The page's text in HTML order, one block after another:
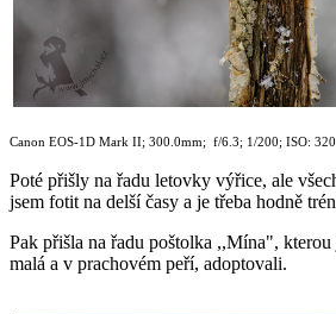
Canon EOS-1D Mark II; 300.0mm; f/6.3; 1/200; ISO: 320
Poté přišly na řadu letovky výřice, ale
jsem fotit na delší časy a je třeba hodně
Pak přišla na řadu poštolka ,,Mína",
malá a v prachovém peří, adoptovali.